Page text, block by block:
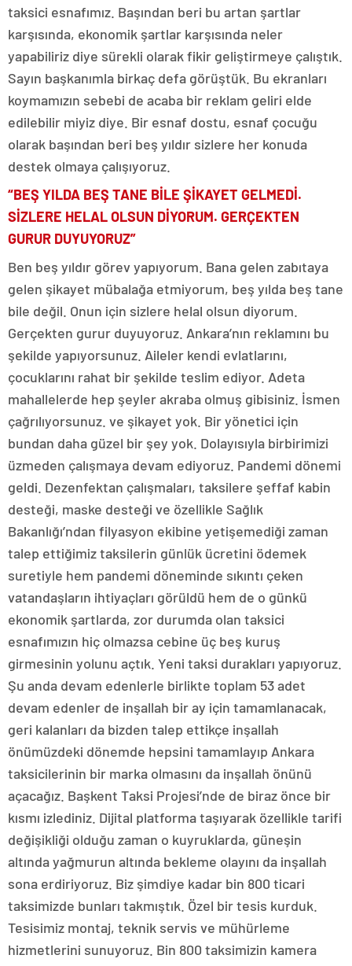
taksici esnafımız. Başından beri bu artan şartlar
karşısında, ekonomik şartlar karşısında neler
yapabiliriz diye sürekli olarak fikir geliştirmeye çalıştık.
Sayın başkanımla birkaç defa görüştük. Bu ekranları
koymamızın sebebi de acaba bir reklam geliri elde
edilebilir miyiz diye. Bir esnaf dostu, esnaf çocuğu
olarak başından beri beş yıldır sizlere her konuda
destek olmaya çalışıyoruz.
“BEŞ YILDA BEŞ TANE BİLE ŞİKAYET GELMEDİ.
SİZLERE HELAL OLSUN DİYORUM. GERÇEKTEN
GURUR DUYUYORUZ”
Ben beş yıldır görev yapıyorum. Bana gelen zabıtaya
gelen şikayet mübalağa etmiyorum, beş yılda beş tane
bile değil. Onun için sizlere helal olsun diyorum.
Gerçekten gurur duyuyoruz. Ankara’nın reklamını bu
şekilde yapıyorsunuz. Aileler kendi evlatlarını,
çocuklarını rahat bir şekilde teslim ediyor. Adeta
mahallelerde hep şeyler akraba olmuş gibisiniz. İsmen
çağrılıyorsunuz. ve şikayet yok. Bir yönetici için
bundan daha güzel bir şey yok. Dolayısıyla birbirimizi
üzmeden çalışmaya devam ediyoruz. Pandemi dönemi
geldi. Dezenfektan çalışmaları, taksilere şeffaf kabin
desteği, maske desteği ve özellikle Sağlık
Bakanlığı’ndan filyasyon ekibine yetişemediği zaman
talep ettiğimiz taksilerin günlük ücretini ödemek
suretiyle hem pandemi döneminde sıkıntı çeken
vatandaşların ihtiyaçları görüldü hem de o günkü
ekonomik şartlarda, zor durumda olan taksici
esnafımızın hiç olmazsa cebine üç beş kuruş
girmesinin yolunu açtık. Yeni taksi durakları yapıyoruz.
Şu anda devam edenlerle birlikte toplam 53 adet
devam edenler de inşallah bir ay için tamamlanacak,
geri kalanları da bizden talep ettikçe inşallah
önümüzdeki dönemde hepsini tamamlayıp Ankara
taksicilerinin bir marka olmasını da inşallah önünü
açacağız. Başkent Taksi Projesi’nde de biraz önce bir
kısmı izlediniz. Dijital platforma taşıyarak özellikle tarifi
değişikliği olduğu zaman o kuyruklarda, güneşin
altında yağmurun altında bekleme olayını da inşallah
sona erdiriyoruz. Biz şimdiye kadar bin 800 ticari
taksimizde bunları takmıştık. Özel bir tesis kurduk.
Tesisimiz montaj, teknik servis ve mühürleme
hizmetlerini sunuyoruz. Bin 800 taksimizin kamera